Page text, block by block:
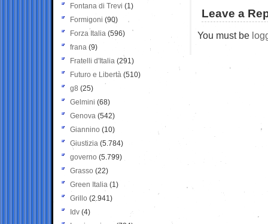
Leave a
You must be
Fontana di Trevi (1)
Formigoni (90)
Forza Italia (596)
frana (9)
Fratelli d'Italia (291)
Futuro e Libertà (510)
g8 (25)
Gelmini (68)
Genova (542)
Giannino (10)
Giustizia (5.784)
governo (5.799)
Grasso (22)
Green Italia (1)
Grillo (2.941)
Idv (4)